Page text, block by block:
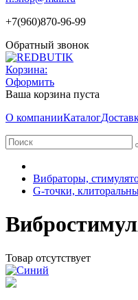
+7(960)870-96-99
Обратный звонок
Корзина:
Оформить
Ваша корзина пуста
О компанииКаталог
Вибраторы,
G-точки,
Товар отсутствует